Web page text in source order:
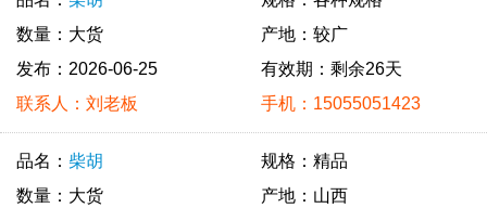
数量：大货
发布：2026-06-25
联系人：刘老板
产地：较广
有效期：剩余26天
手机：15055051423
品名： 柴胡
数量：大货
规格：精品
产地：山西